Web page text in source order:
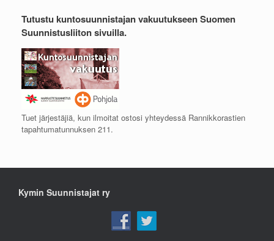
Tutustu kuntosuunnistajan vakuutukseen Suomen
Suunnistusliiton sivuilla.
Tuet järjestäjiä, kun ilmoitat ostosi yhteydessä Rannikkorastien
tapahtumatunnuksen 211.
Kymin Suunnistajat ry